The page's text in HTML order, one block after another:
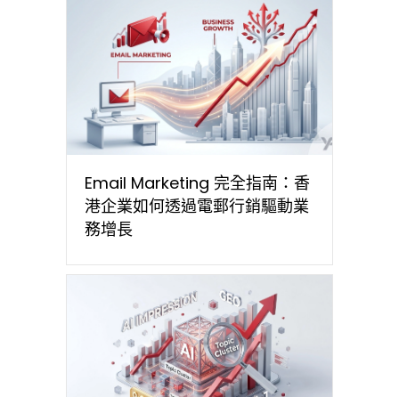
Email Marketing 完全指南：香
港企業如何透過電郵行銷驅動業
務增長